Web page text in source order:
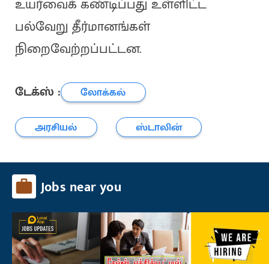
உயர்வைக் கண்டிப்பது உள்ளிட்ட
பல்வேறு தீர்மானங்கள்
நிறைவேற்றப்பட்டன.
டேக்ஸ் :
லோக்கல்
அரசியல்
ஸ்டாலின்
Jobs near you